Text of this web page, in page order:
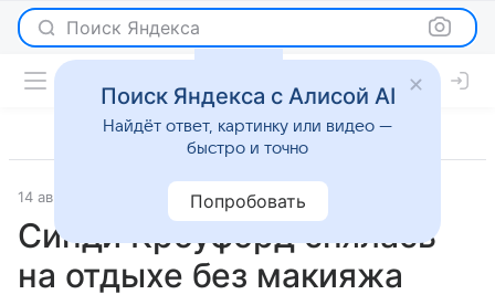
Поиск Яндекса
14 августа 2025 Светская жизнь
Синди Кроуфорд снялась
на отдыхе без макияжа
Поиск Яндекса с Алисой AI
Найдёт ответ, картинку или видео —
быстро и точно
Попробовать